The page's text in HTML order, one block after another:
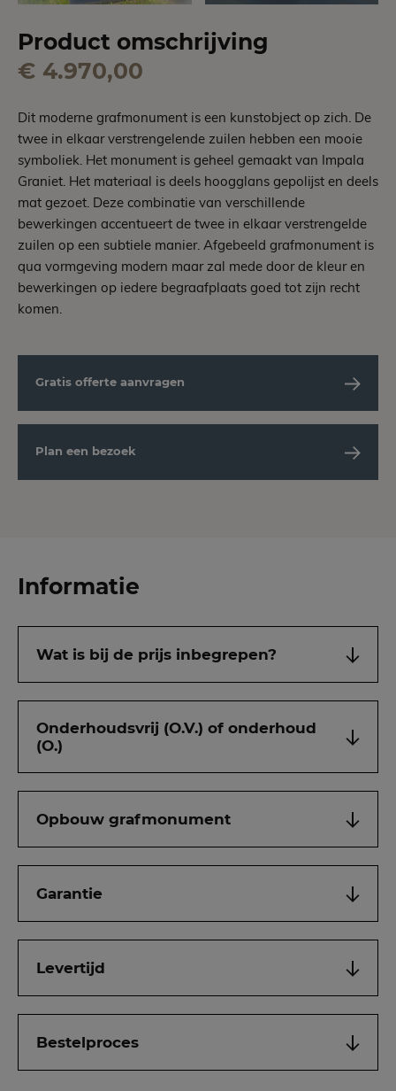
Product omschrijving
€ 4.970,00
Dit moderne grafmonument is een kunstobject op zich. De
twee in elkaar verstrengelende zuilen hebben een mooie
symboliek. Het monument is geheel gemaakt van Impala
Graniet. Het materiaal is deels hoogglans gepolijst en deels
mat gezoet. Deze combinatie van verschillende
bewerkingen accentueert de twee in elkaar verstrengelde
zuilen op een subtiele manier. Afgebeeld grafmonument is
qua vormgeving modern maar zal mede door de kleur en
bewerkingen op iedere begraafplaats goed tot zijn recht
komen.
Gratis offerte aanvragen
Plan een bezoek
Informatie
Wat is bij de prijs inbegrepen?
Onderhoudsvrij (O.V.) of onderhoud
(O.)
Opbouw grafmonument
Garantie
Levertijd
Bestelproces